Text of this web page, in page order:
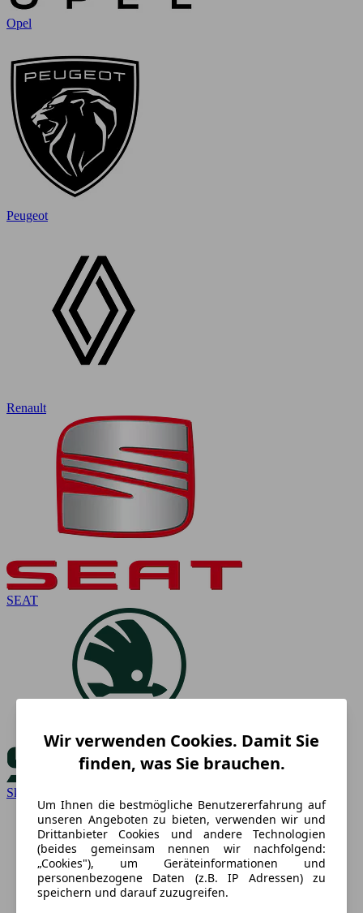
Opel
Peugeot
Renault
SEAT
Skoda
Wir verwenden Cookies. Damit Sie
finden, was Sie brauchen.
Um Ihnen die bestmögliche Benutzererfahrung auf
unseren Angeboten zu bieten, verwenden wir und
Drittanbieter Cookies und andere Technologien
(beides gemeinsam nennen wir nachfolgend:
„Cookies"), um Geräteinformationen und
personenbezogene Daten (z.B. IP Adressen) zu
speichern und darauf zuzugreifen.